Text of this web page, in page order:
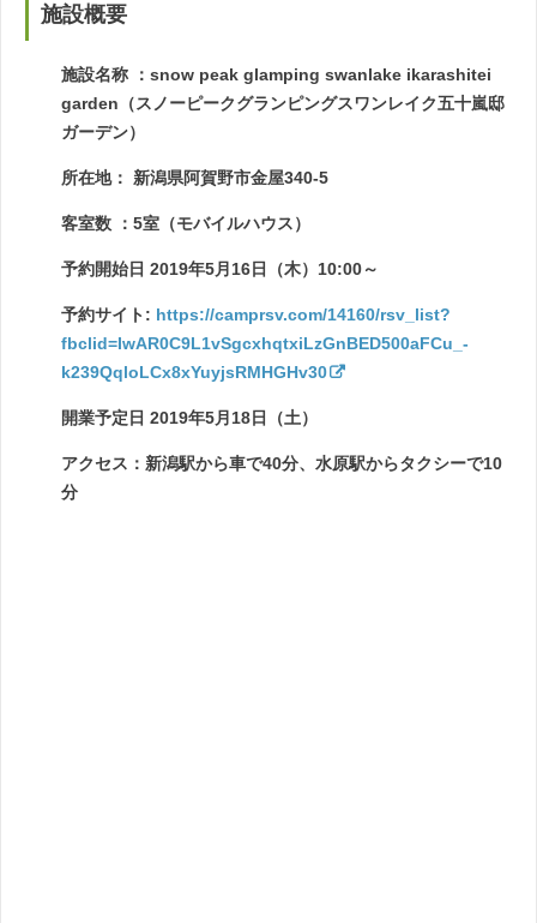
施設概要
施設名称 ：snow peak glamping swanlake ikarashitei
garden（スノーピークグランピングスワンレイク五十嵐邸
ガーデン）
所在地： 新潟県阿賀野市金屋340-5
客室数 ：5室（モバイルハウス）
予約開始日 2019年5月16日（木）10:00～
予約サイト: https://camprsv.com/14160/rsv_list?
fbclid=IwAR0C9L1vSgcxhqtxiLzGnBED500aFCu_-
k239QqloLCx8xYuyjsRMHGHv30
開業予定日 2019年5月18日（土）
アクセス：新潟駅から車で40分、水原駅からタクシーで10
分